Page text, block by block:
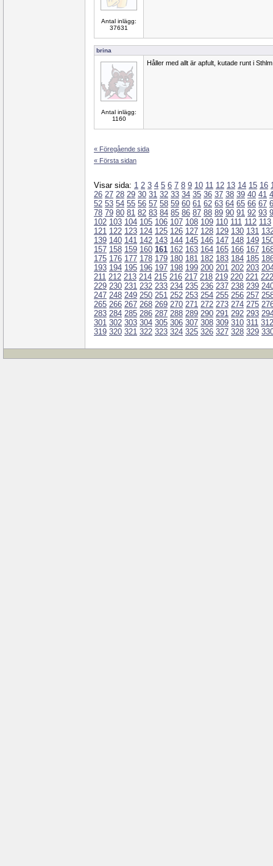
Antal inlägg:
37631
brina
Antal inlägg:
1160
Håller med allt är apfult, kutade runt i
« Föregående sida
« Första sidan
Visar sida: 1 2 3 4 5 6 7 8 9 10 11 12 13 14 15 16
26 27 28 29 30 31 32 33 34 35 36 37 38 39 40 41
52 53 54 55 56 57 58 59 60 61 62 63 64 65 66 67
78 79 80 81 82 83 84 85 86 87 88 89 90 91 92 93
102 103 104 105 106 107 108 109 110 111 112 113
121 122 123 124 125 126 127 128 129 130 131
139 140 141 142 143 144 145 146 147 148 149
157 158 159 160 161 162 163 164 165 166 167
175 176 177 178 179 180 181 182 183 184 185
193 194 195 196 197 198 199 200 201 202 203
211 212 213 214 215 216 217 218 219 220 221 222
229 230 231 232 233 234 235 236 237 238 239
247 248 249 250 251 252 253 254 255 256 257
265 266 267 268 269 270 271 272 273 274 275
283 284 285 286 287 288 289 290 291 292 293
301 302 303 304 305 306 307 308 309 310 311 312
319 320 321 322 323 324 325 326 327 328 329